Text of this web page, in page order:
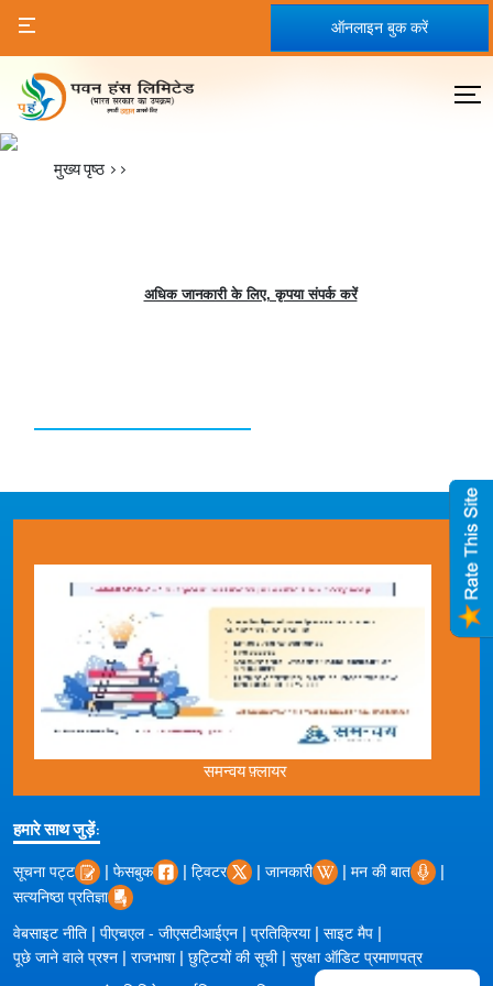
ऑनलाइन बुक करें
मुख्य पृष्ठ >>
अधिक जानकारी के लिए, कृपया संपर्क करें
समन्वय फ़्लायर
हमारे साथ जुड़ें:
सूचना पट्ट | फेसबुक | ट्विटर | जानकारी | मन की बात |
सत्यनिष्ठा प्रतिज्ञा
वेबसाइट नीति | पीएचएल - जीएसटीआईएन | प्रतिक्रिया| साइट मैप |
पूछे जाने वाले प्रश्न | राजभाषा| छुट्टियों की सूची| सुरक्षा ऑडिट प्रमाणपत्र